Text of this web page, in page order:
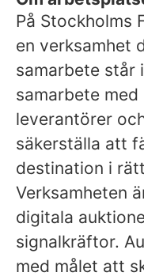
På Stockholms
en verksamhet
samarbete står
samarbete
leverantörer
säkerställa att
destination i
Verksamheten
digitala
signalkräftor.
med målet att